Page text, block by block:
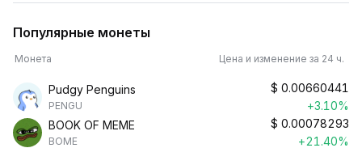
Популярные монеты
Монета Цена и изменение за 24 ч.
Pudgy Penguins
PENGU
$ 0.00660441
+3.10%
BOOK OF MEME
BOME
$ 0.00078293
+21.40%